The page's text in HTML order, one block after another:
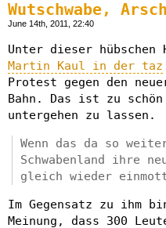
Wutschwabe,
June 14th, 2011, 22:40
Unter dieser hübschen
Martin Kaul in der taz
Protest gegen den
Bahn. Das ist zu
untergehen zu lassen.
Wenn das da so
Schwabenland ihre
gleich wieder
Im Gegensatz zu ihm
Meinung, dass 300